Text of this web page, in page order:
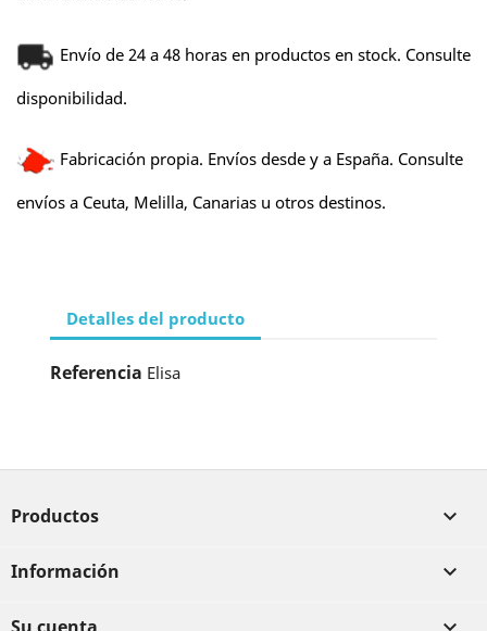
Envío de 24 a 48 horas en productos en stock. Consulte
disponibilidad.
Fabricación propia. Envíos desde y a España. Consulte
envíos a Ceuta, Melilla, Canarias u otros destinos.
Detalles del producto
Referencia Elisa
Productos 
Información 